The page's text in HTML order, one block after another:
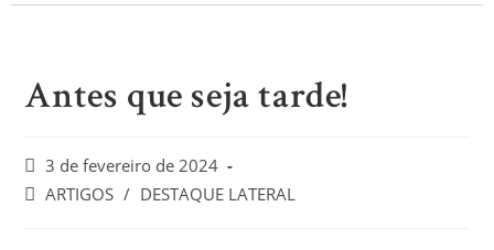
Antes que seja tarde!
3 de fevereiro de 2024
ARTIGOS / DESTAQUE LATERAL